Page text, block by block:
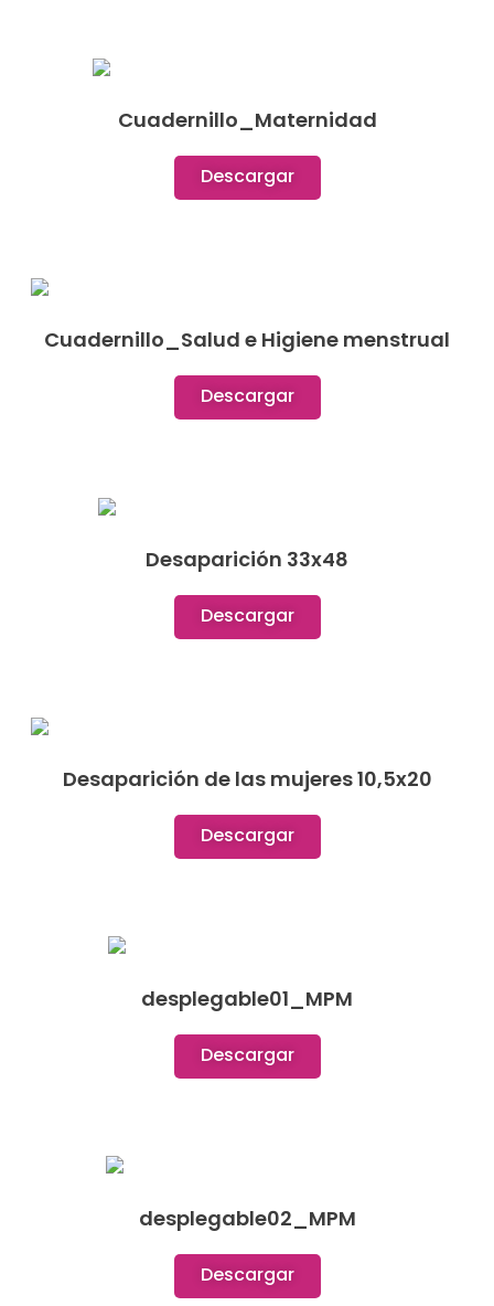
Cuadernillo_Maternidad
Descargar
Cuadernillo_Salud e Higiene menstrual
Descargar
Desaparición 33x48
Descargar
Desaparición de las mujeres 10,5x20
Descargar
desplegable01_MPM
Descargar
desplegable02_MPM
Descargar